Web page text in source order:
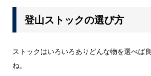
登山ストックの選び方
ストックはいろいろありどんな物を選べば
ね。